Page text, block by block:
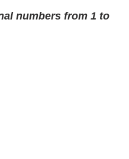
numbers from 1 to